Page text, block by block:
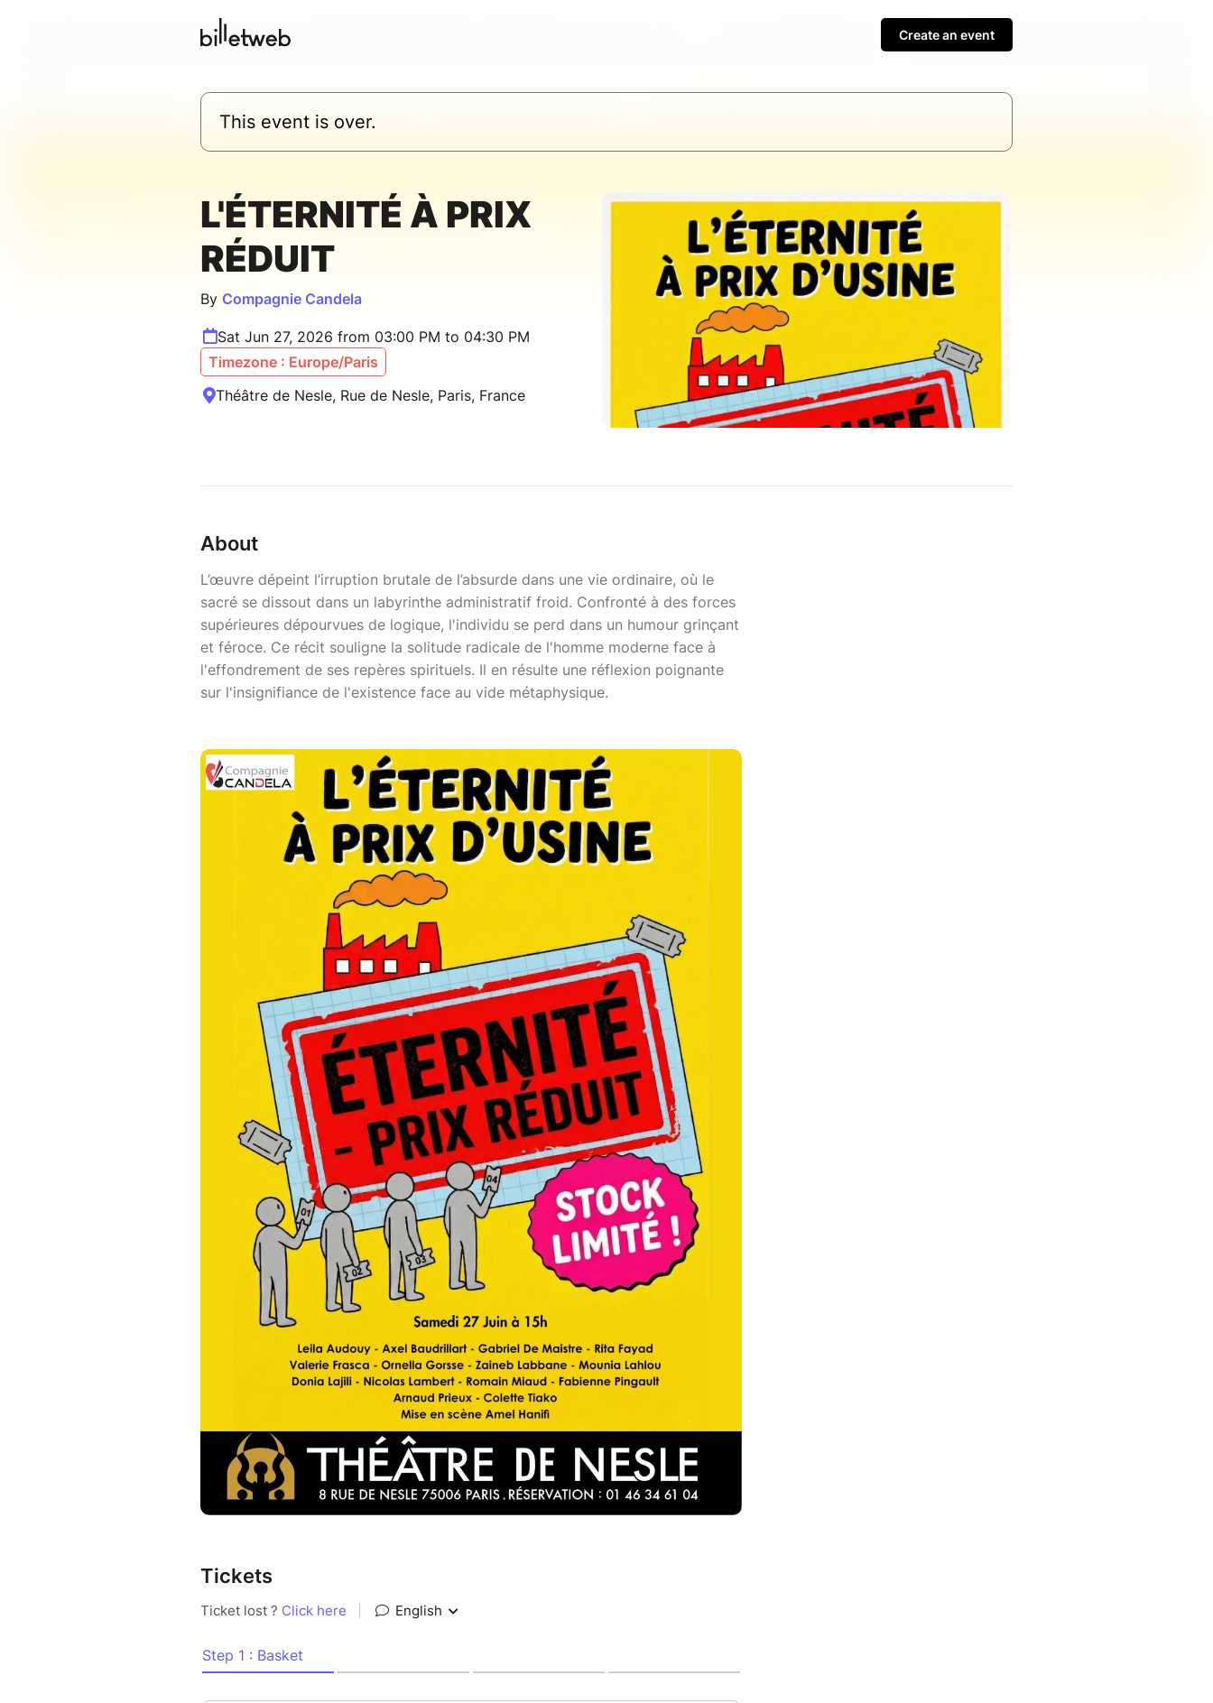
Create an event
This event is over.
L'ÉTERNITÉ À PRIX
RÉDUIT
By Compagnie Candela
Sat Jun 27, 2026 from 03:00 PM to 04:30 PM
Timezone : Europe/Paris
Théâtre de Nesle, Rue de Nesle, Paris, France
About
L’œuvre dépeint l’irruption brutale de l’absurde dans une vie ordinaire, où le
sacré se dissout dans un labyrinthe administratif froid. Confronté à des forces
supérieures dépourvues de logique, l'individu se perd dans un humour grinçant
et féroce. Ce récit souligne la solitude radicale de l'homme moderne face à
l'effondrement de ses repères spirituels. Il en résulte une réflexion poignante
sur l'insignifiance de l'existence face au vide métaphysique.
Tickets